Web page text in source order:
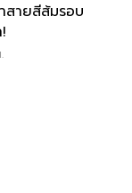
สายสีส้มรอบ